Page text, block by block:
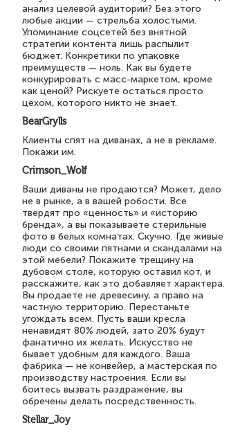
анализ целевой аудитории? Без этого
любые акции — стрельба холостыми.
Упоминание соцсетей без внятной
стратегии контента лишь распылит
бюджет. Конкретики по упаковке
преимуществ — ноль. Как вы будете
конкурировать с масс-маркетом, кроме
как ценой? Рискуете остаться просто
цехом, которого никто не знает.
BearGrylls
Клиенты спят на диванах, а не в рекламе.
Покажи им.
Crimson_Wolf
Ваши диваны не продаются? Может, дело
не в рынке, а в вашей робости. Все
твердят про «ценность» и «историю
бренда», а вы показываете стерильные
фото в белых комнатах. Скучно. Где живые
люди со своими пятнами и скандалами на
этой мебели? Покажите трещину на
дубовом столе, которую оставил кот, и
расскажите, как это добавляет характера.
Вы продаете не древесину, а право на
частную территорию. Перестаньте
угождать всем. Пусть ваши кресла
ненавидят 80% людей, зато 20% будут
фанатично их желать. Искусство не
бывает удобным для каждого. Ваша
фабрика — не конвейер, а мастерская по
производству настроения. Если вы
боитесь вызвать раздражение, вы
обречены делать посредственность.
Stellar_Joy